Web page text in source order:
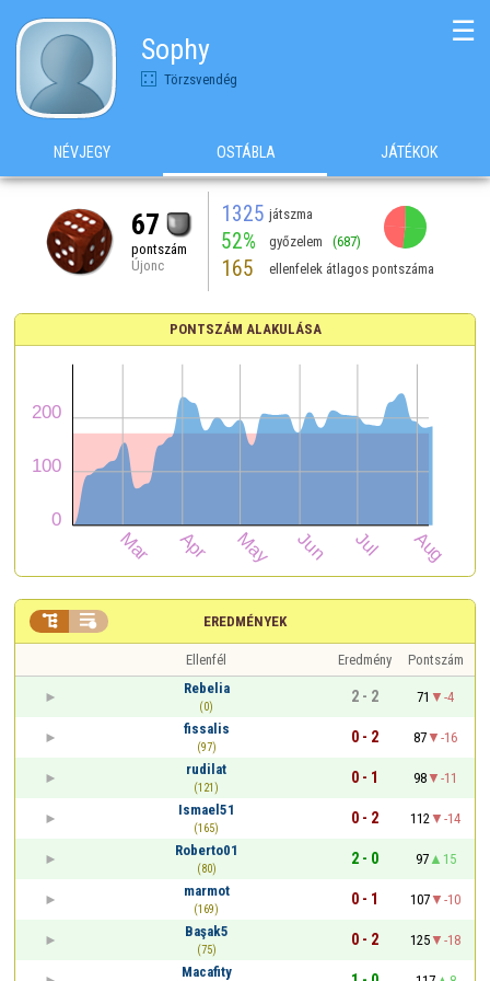
Sophy
Törzsvendég
☰
NÉVJEGY OSTÁBLA JÁTÉKOK
67
pontszám
Újonc
1325 játszma
52% győzelem (687)
165 ellenfelek átlagos pontszáma
PONTSZÁM ALAKULÁSA
EREDMÉNYEK
 
Ellenfél Eredmény
Pontszám
Rebelia
(0)
2 - 2 71
-4
fissalis
(97)
0 - 2 87
-16
rudilat
(121)
0 - 1 98
-11
Ismael51
(165)
0 - 2 112
-14
Roberto01
(80)
2 - 0 97
15
marmot
(169)
0 - 1 107
-10
Başak5
(75)
0 - 2 125
-18
Macafity